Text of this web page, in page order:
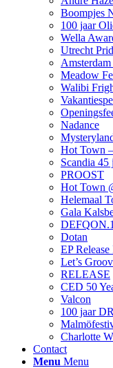
Boompjes
100 jaar
Wella
Utrecht
Meadow
Walibi
Nadance
Hot Town
Scandia 45
PROOST
Hot Town
Helemaal
Gala
DEFQON.1
Dotan
EP
Let’s
RELEASE
CED 50
Valcon
100 jaar
Charlotte
Contact
Menu Menu